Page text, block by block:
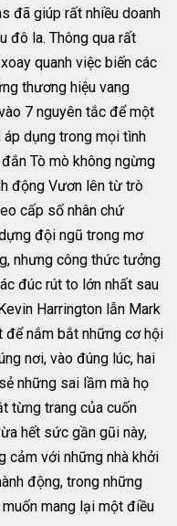
đã giúp rất nhiều doanh
đô la. Thông qua rất
quanh việc biến các
thương hiệu vang
7 nguyên tắc để một
dụng trong mọi tình
Tò mò không ngừng
động Vươn lên từ trò
cấp số nhân chứ
đội ngũ trong mơ
nhưng công thức tưởng
đúc rút to lớn nhất sau
Harrington lẫn Mark
để nắm bắt những cơ hội
nơi, vào đúng lúc, hai
những sai lầm mà họ
từng trang của cuốn
hết sức gần gũi này,
cảm với những nhà khởi
động, trong những
mang lại một điều